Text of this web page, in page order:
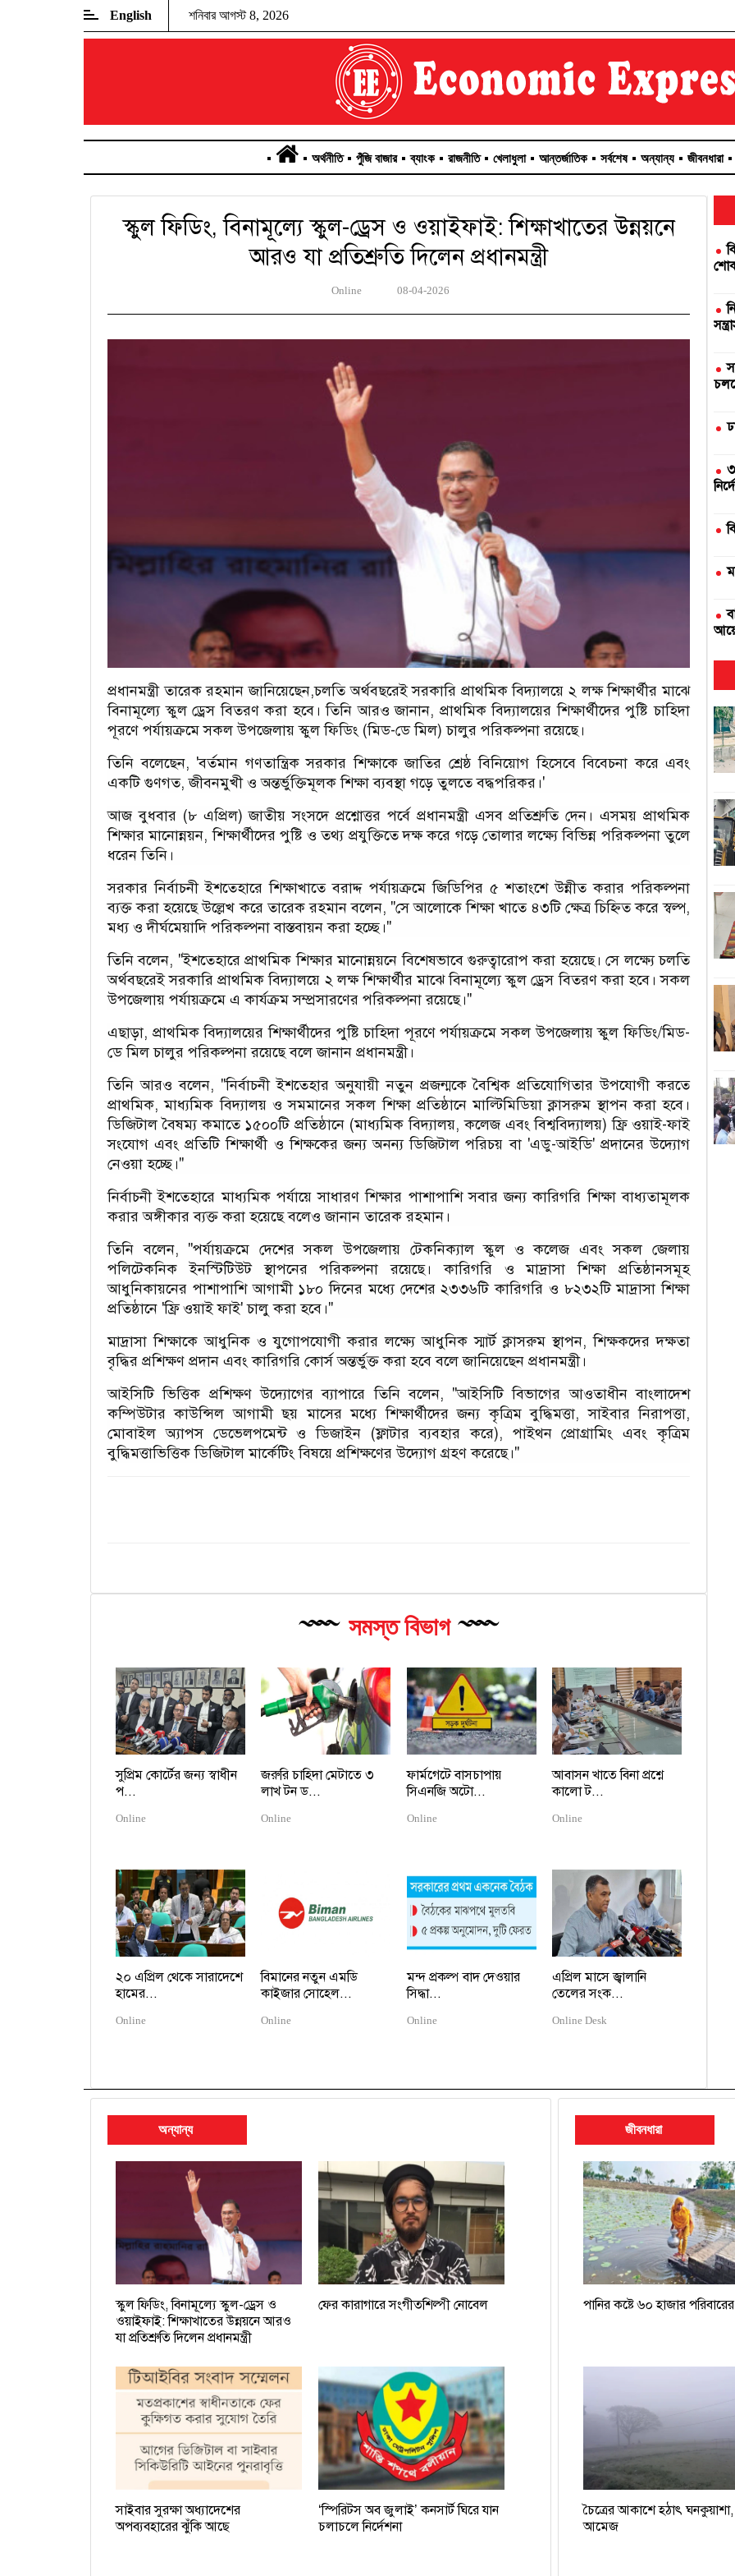
English শনিবার আগস্ট 8, 2026
অর্থনীতি পুঁজি বাজার ব্যাংক রাজনীতি খেলাধুলা আন্তর্জাতিক সর্বশেষ অন্যান্য জীবনধারা
স্কুল ফিডিং, বিনামূল্যে স্কুল-ড্রেস ও ওয়াইফাই: শিক্ষাখাতের উন্নয়নে
আরও যা প্রতিশ্রুতি দিলেন প্রধানমন্ত্রী
Online 08-04-2026
প্রধানমন্ত্রী তারেক রহমান জানিয়েছেন,চলতি অর্থবছরেই সরকারি প্রাথমিক বিদ্যালয়ে ২ লক্ষ শিক্ষার্থীর মাঝে
বিনামূল্যে স্কুল ড্রেস বিতরণ করা হবে। তিনি আরও জানান, প্রাথমিক বিদ্যালয়ের শিক্ষার্থীদের পুষ্টি চাহিদা
পূরণে পর্যায়ক্রমে সকল উপজেলায় স্কুল ফিডিং (মিড-ডে মিল) চালুর পরিকল্পনা রয়েছে।
তিনি বলেছেন, 'বর্তমান গণতান্ত্রিক সরকার শিক্ষাকে জাতির শ্রেষ্ঠ বিনিয়োগ হিসেবে বিবেচনা করে এবং
একটি গুণগত, জীবনমুখী ও অন্তর্ভুক্তিমূলক শিক্ষা ব্যবস্থা গড়ে তুলতে বদ্ধপরিকর।'
আজ বুধবার (৮ এপ্রিল) জাতীয় সংসদে প্রশ্নোত্তর পর্বে প্রধানমন্ত্রী এসব প্রতিশ্রুতি দেন। এসময় প্রাথমিক
শিক্ষার মানোন্নয়ন, শিক্ষার্থীদের পুষ্টি ও তথ্য প্রযুক্তিতে দক্ষ করে গড়ে তোলার লক্ষ্যে বিভিন্ন পরিকল্পনা তুলে
ধরেন তিনি।
সরকার নির্বাচনী ইশতেহারে শিক্ষাখাতে বরাদ্দ পর্যায়ক্রমে জিডিপির ৫ শতাংশে উন্নীত করার পরিকল্পনা
ব্যক্ত করা হয়েছে উল্লেখ করে তারেক রহমান বলেন, "সে আলোকে শিক্ষা খাতে ৪৩টি ক্ষেত্র চিহ্নিত করে স্বল্প,
মধ্য ও দীর্ঘমেয়াদি পরিকল্পনা বাস্তবায়ন করা হচ্ছে।"
তিনি বলেন, "ইশতেহারে প্রাথমিক শিক্ষার মানোন্নয়নে বিশেষভাবে গুরুত্বারোপ করা হয়েছে। সে লক্ষ্যে চলতি
অর্থবছরেই সরকারি প্রাথমিক বিদ্যালয়ে ২ লক্ষ শিক্ষার্থীর মাঝে বিনামূল্যে স্কুল ড্রেস বিতরণ করা হবে। সকল
উপজেলায় পর্যায়ক্রমে এ কার্যক্রম সম্প্রসারণের পরিকল্পনা রয়েছে।"
এছাড়া, প্রাথমিক বিদ্যালয়ের শিক্ষার্থীদের পুষ্টি চাহিদা পূরণে পর্যায়ক্রমে সকল উপজেলায় স্কুল ফিডিং/মিড-
ডে মিল চালুর পরিকল্পনা রয়েছে বলে জানান প্রধানমন্ত্রী।
তিনি আরও বলেন, "নির্বাচনী ইশতেহার অনুযায়ী নতুন প্রজন্মকে বৈশ্বিক প্রতিযোগিতার উপযোগী করতে
প্রাথমিক, মাধ্যমিক বিদ্যালয় ও সমমানের সকল শিক্ষা প্রতিষ্ঠানে মাল্টিমিডিয়া ক্লাসরুম স্থাপন করা হবে।
ডিজিটাল বৈষম্য কমাতে ১৫০০টি প্রতিষ্ঠানে (মাধ্যমিক বিদ্যালয়, কলেজ এবং বিশ্ববিদ্যালয়) ফ্রি ওয়াই-ফাই
সংযোগ এবং প্রতিটি শিক্ষার্থী ও শিক্ষকের জন্য অনন্য ডিজিটাল পরিচয় বা 'এডু-আইডি' প্রদানের উদ্যোগ
নেওয়া হচ্ছে।"
নির্বাচনী ইশতেহারে মাধ্যমিক পর্যায়ে সাধারণ শিক্ষার পাশাপাশি সবার জন্য কারিগরি শিক্ষা বাধ্যতামূলক
করার অঙ্গীকার ব্যক্ত করা হয়েছে বলেও জানান তারেক রহমান।
তিনি বলেন, "পর্যায়ক্রমে দেশের সকল উপজেলায় টেকনিক্যাল স্কুল ও কলেজ এবং সকল জেলায়
পলিটেকনিক ইনস্টিটিউট স্থাপনের পরিকল্পনা রয়েছে। কারিগরি ও মাদ্রাসা শিক্ষা প্রতিষ্ঠানসমূহ
আধুনিকায়নের পাশাপাশি আগামী ১৮০ দিনের মধ্যে দেশের ২৩৩৬টি কারিগরি ও ৮২৩২টি মাদ্রাসা শিক্ষা
প্রতিষ্ঠানে 'ফ্রি ওয়াই ফাই' চালু করা হবে।"
মাদ্রাসা শিক্ষাকে আধুনিক ও যুগোপযোগী করার লক্ষ্যে আধুনিক স্মার্ট ক্লাসরুম স্থাপন, শিক্ষকদের দক্ষতা
বৃদ্ধির প্রশিক্ষণ প্রদান এবং কারিগরি কোর্স অন্তর্ভুক্ত করা হবে বলে জানিয়েছেন প্রধানমন্ত্রী।
আইসিটি ভিত্তিক প্রশিক্ষণ উদ্যোগের ব্যাপারে তিনি বলেন, "আইসিটি বিভাগের আওতাধীন বাংলাদেশ
কম্পিউটার কাউন্সিল আগামী ছয় মাসের মধ্যে শিক্ষার্থীদের জন্য কৃত্রিম বুদ্ধিমত্তা, সাইবার নিরাপত্তা,
মোবাইল অ্যাপস ডেভেলপমেন্ট ও ডিজাইন (ফ্লাটার ব্যবহার করে), পাইথন প্রোগ্রামিং এবং কৃত্রিম
বুদ্ধিমত্তাভিত্তিক ডিজিটাল মার্কেটিং বিষয়ে প্রশিক্ষণের উদ্যোগ গ্রহণ করেছে।"
সমস্ত বিভাগ
সুপ্রিম কোর্টের জন্য স্বাধীন
প...
Online
জরুরি চাহিদা মেটাতে ৩
লাখ টন ড...
Online
ফার্মগেটে বাসচাপায়
সিএনজি অটো...
Online
আবাসন খাতে বিনা প্রশ্নে
কালো ট...
Online
২০ এপ্রিল থেকে সারাদেশে
হামের...
Online
বিমানের নতুন এমডি
কাইজার সোহেল...
Online
মন্দ প্রকল্প বাদ দেওয়ার
সিদ্ধা...
Online
এপ্রিল মাসে জ্বালানি
তেলের সংক...
Online Desk
অন্যান্য
স্কুল ফিডিং, বিনামূল্যে স্কুল-ড্রেস ও
ওয়াইফাই: শিক্ষাখাতের উন্নয়নে আরও
যা প্রতিশ্রুতি দিলেন প্রধানমন্ত্রী
ফের কারাগারে সংগীতশিল্পী নোবেল
সাইবার সুরক্ষা অধ্যাদেশের
অপব্যবহারের ঝুঁকি আছে
‘স্পিরিটস অব জুলাই’ কনসার্ট ঘিরে যান
চলাচলে নির্দেশনা
জীবনধারা
পানির কষ্টে ৬০ হাজার
চৈত্রের আকাশে হঠাৎ
আমেজ